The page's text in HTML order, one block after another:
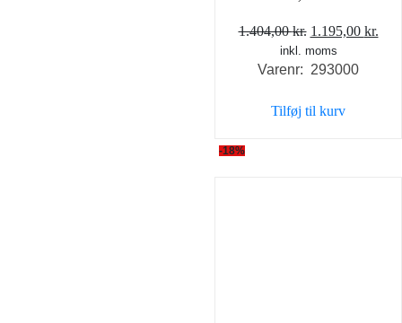
1.404,00kr. Den
oprindelige
pris
1.404,00 kr..
1.195,00 kr.
inkl. moms
Varenr: 293000
Tilføj til kurv
-18%